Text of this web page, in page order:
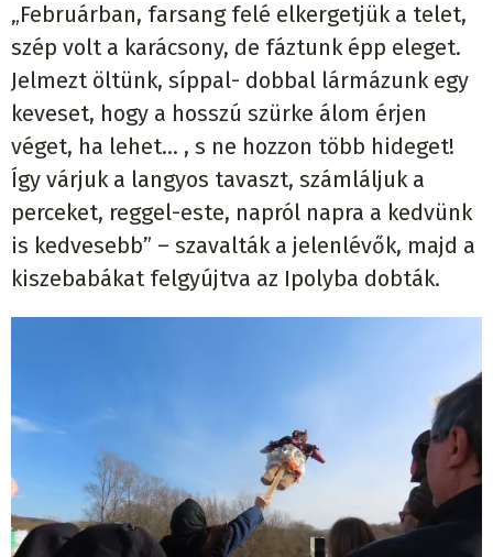
„Februárban, farsang felé elkergetjük a telet,
szép volt a karácsony, de fáztunk épp eleget.
Jelmezt öltünk, síppal- dobbal lármázunk egy
keveset, hogy a hosszú szürke álom érjen
véget, ha lehet… , s ne hozzon több hideget!
Így várjuk a langyos tavaszt, számláljuk a
perceket, reggel-este, napról napra a kedvünk
is kedvesebb” – szavalták a jelenlévők, majd a
kiszebabákat felgyújtva az Ipolyba dobták.